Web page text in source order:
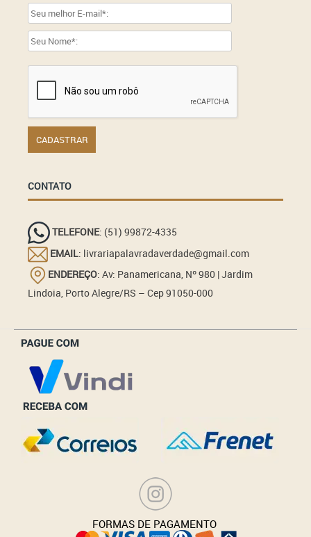
CONTATO
TELEFONE: (51) 99872-4335
EMAIL: livrariapalavradaverdade@gmail.com
ENDEREÇO: Av: Panamericana, Nº 980 | Jardim
Lindoia, Porto Alegre/RS – Cep 91050-000
FORMAS DE PAGAMENTO